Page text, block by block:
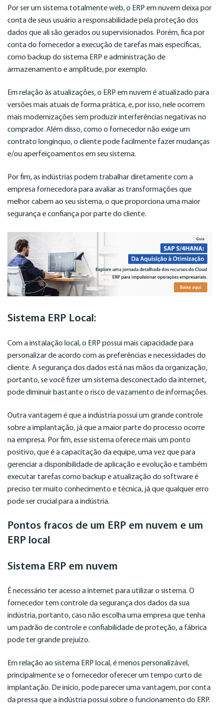
Por ser um sistema totalmente web, o ERP em nuvem deixa por
conta de seus usuário a responsabilidade pela proteção dos
dados que ali são gerados ou supervisionados. Porém, fica por
conta do fornecedor a execução de tarefas mais específicas,
como backup do sistema ERP e administração de
armazenamento e amplitude, por exemplo.
Em relação às atualizações, o ERP em nuvem é atualizado para
versões mais atuais de forma prática, e, por isso, nele ocorrem
mais modernizações sem produzir interferências negativas no
comprador. Além disso, como o fornecedor não exige um
contrato longínquo, o cliente pode facilmente fazer mudanças
e/ou aperfeiçoamentos em seu sistema.
Por fim, as indústrias podem trabalhar diretamente com a
empresa fornecedora para avaliar as transformações que
melhor cabem ao seu sistema, o que proporciona uma maior
segurança e confiança por parte do cliente.
Sistema ERP Local:
Com a instalação local, o ERP possui mais capacidade para
personalizar de acordo com as preferências e necessidades do
cliente. A segurança dos dados está nas mãos da organização,
portanto, se você fizer um sistema desconectado da internet,
pode diminuir bastante o risco de vazamento de informações.
Outra vantagem é que a indústria possui um grande controle
sobre a implantação, já que a maior parte do processo ocorre
na empresa. Por fim, esse sistema oferece mais um ponto
positivo, que é a capacitação da equipe, uma vez que para
gerenciar a disponibilidade de aplicação e evolução e também
executar tarefas como backup e atualização do software é
preciso ter muito conhecimento e técnica, já que qualquer erro
pode ser crucial para a indústria.
Pontos fracos de um ERP em nuvem e um
ERP local
Sistema ERP em nuvem
É necessário ter acesso a internet para utilizar o sistema. O
fornecedor tem controle da segurança dos dados da sua
indústria, portanto, caso não escolha uma empresa que tenha
um padrão de controle e confiabilidade de proteção, a fábrica
pode ter grande prejuízo.
Em relação ao sistema ERP local, é menos personalizável,
principalmente se o fornecedor oferecer um tempo curto de
implantação. De início, pode parecer uma vantagem, por conta
da pressa que a indústria possui sobre o funcionamento do ERP.